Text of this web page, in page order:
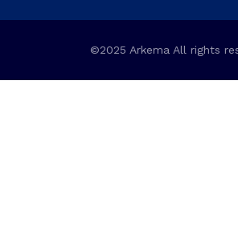
©2025 Arkema All rights